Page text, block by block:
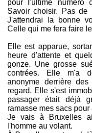
pour l'ultime numéro
Savoir choisir. Pas de
J'attendrai la bonne
Celle qui me fera faire
Elle est apparue,
heure d'attente et
gonze. Une grosse
contrées. Elle m'a
anonyme derrière
regard. Elle s'est
passager était déjà
ramasse mes sacs
Je vais à Bruxelles
l'homme au volant.